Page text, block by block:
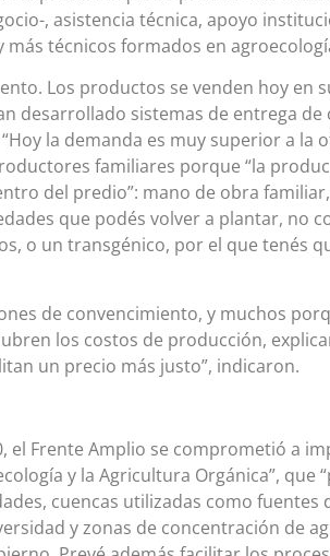
, asistencia técnica, apoyo
técnicos formados en
Los productos se venden hoy en
desarrollado sistemas de entrega de
la demanda es muy superior a la
familiares porque “la
del predio”: mano de obra
que podés volver a plantar, no
o un transgénico, por el que tenés
de convencimiento, y muchos
los costos de producción,
un precio más justo”, indicaron.
el Frente Amplio se comprometió a
y la Agricultura Orgánica”, que
cuencas utilizadas como fuentes
y zonas de concentración de